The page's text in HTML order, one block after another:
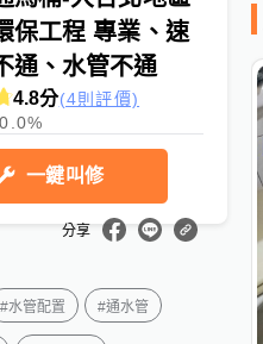
保工程 專業、速
通、水管不通
4.8分(4則評價)
%
維修
~ 21:00、週六日
、新北市蘆洲區
一鍵叫修
分享
#水管配置 #通水管